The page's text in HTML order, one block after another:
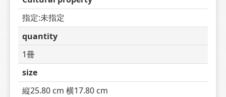
指定:未指定
quantity
1冊
size
縦25.80 cm 横17.80 cm